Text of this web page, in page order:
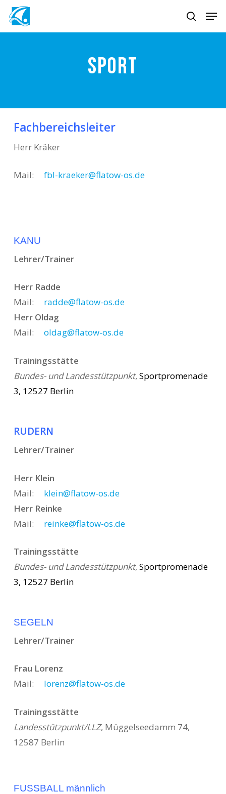
Skip
search
Sport
Fachbereichsleiter
Herr Kräker
Mail:fbl-kraeker@flatow-os.de
KANU
Lehrer/Trainer
Herr Radde
Mail: radde@flatow-os.de
Herr Oldag
Mail:oldag@flatow-os.de
Trainingsstätte
Bundes- und Landesstützpunkt,Sportpromenade
3, 12527 Berlin
RUDERN
Lehrer/Trainer
Herr Klein
Mail: klein@flatow-os.de
Herr Reinke
Mail: reinke@flatow-os.de
Trainingsstätte
Bundes- und Landesstützpunkt,Sportpromenade
3, 12527 Berlin
SEGELN
Lehrer/Trainer
Frau Lorenz
Mail: lorenz@flatow-os.de
Trainingsstätte
Landesstützpunkt/LLZ, Müggelseedamm 74,
12587 Berlin
FUSSBALL männlich